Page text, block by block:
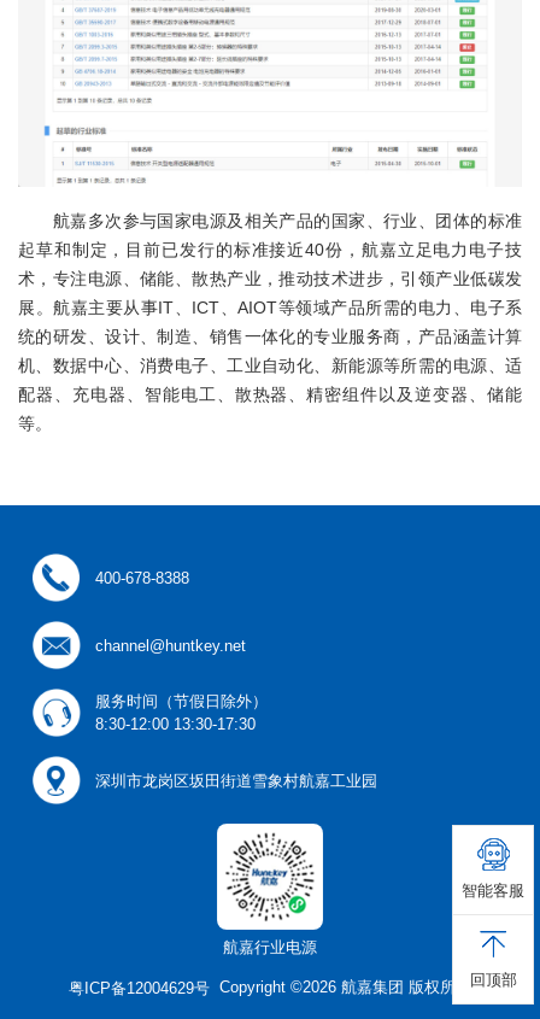
航嘉多次参与国家电源及相关产品的国家、行业、团体的标准
起草和制定，目前已发行的标准接近40份，航嘉立足电力电子技
术，专注电源、储能、散热产业，推动技术进步，引领产业低碳发
展。航嘉主要从事IT、ICT、AIOT等领域产品所需的电力、电子系
统的研发、设计、制造、销售一体化的专业服务商，产品涵盖计算
机、数据中心、消费电子、工业自动化、新能源等所需的电源、适
配器、充电器、智能电工、散热器、精密组件以及逆变器、储能
等。
400-678-8388
channel@huntkey.net
服务时间（节假日除外）
8:30-12:00 13:30-17:30
深圳市龙岗区坂田街道雪象村航嘉工业园
航嘉行业电源
粤ICP备12004629号 Copyright ©2026 航嘉集团 版权所有
智能客服
回顶部